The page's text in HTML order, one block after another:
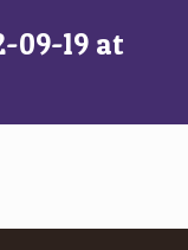
09-19 at